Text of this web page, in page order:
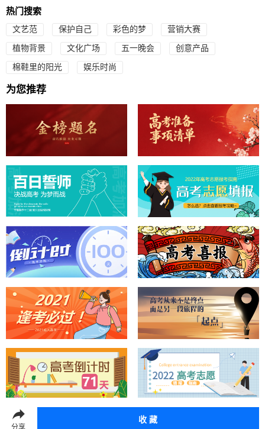
热门搜索
文艺范 保护自己 彩色的梦 营销大赛
植物背景 文化广场 五一晚会 创意产品
棉鞋里的阳光 娱乐时尚
为您推荐
分享
收 藏